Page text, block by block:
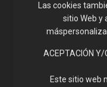
Las cookies
sitio Web y
ACEPTACIÓN Y/
Este sitio web